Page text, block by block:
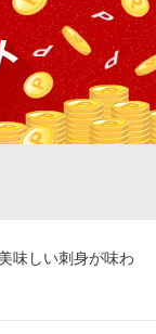
スなど広島名物を
お楽しみくださ
味しい刺身が味わ